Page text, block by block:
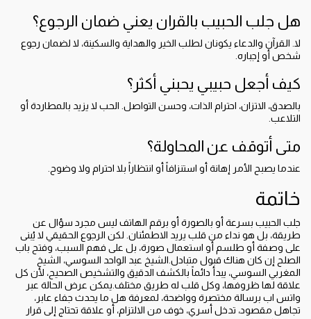
هل جلب الحبيب بالقران يعني ضمان الرجوع؟
لا. القرآن والدعاء يكونان لطلب الخير والهداية والسكينة، لا لضمان رجوع
شخص أو إجباره.
كيف أجعل حبيبي يحبني أكثر؟
بالصدق، الاتزان، احترام الذات، وحسن التواصل. الحب لا يزيد بالمطاردة أو
التلاعب.
متى أتوقف عن المحاولة؟
عندما يصبح الأمر إهانة أو استنزافاً أو انتظاراً بلا احترام ولا وضوح.
خاتمة
جلب الحبيب بسرعة أو بالصورة أو برقم الهاتف ليس مجرد سؤال عن
طريقة، بل هو نداء من قلب يريد الاطمئنان. لكن الرجوع الحقيقي لا يُبنى
على وصفة أو طلسم أو استعمال صورة، بل على فهم السبب، وفتح باب
الصلح إن كان هناك قبول متبادل.الشيخ عبد الواحد السوسي، الشيخ
المغربي السوسي، يبدأ دائماً بالكشف الدقيق والتشخيص الصحيح، لأن كل
علاقة لها ظروفها، وكل قلب له طريق مختلف.يمكن عرض الحالة عبر
واتس اب برسالة مختصرة وواضحة، لمعرفة هل ما يحدث جفاء عابر،
تجاهل مقصود، تدخل أسري، خوف من الالتزام، أو علاقة تحتاج إلى قرار